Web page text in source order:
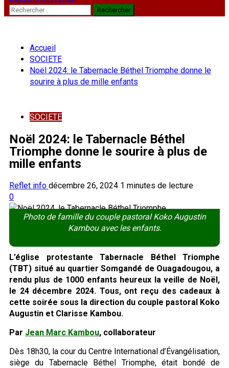
Rechercher :
Accueil
SOCIETE
Noël 2024: le Tabernacle Béthel Triomphe donne le
sourire à plus de mille enfants
SOCIETE
Noël 2024: le Tabernacle Béthel
Triomphe donne le sourire à plus de
mille enfants
Reflet info décembre 26, 2024 1 minutes de lecture
0
Photo de famille du couple pastoral Koko Augustin
Kambou avec les enfants.
L’église protestante Tabernacle Béthel Triomphe
(TBT) situé au quartier Somgandé de Ouagadougou, a
rendu plus de 1000 enfants heureux la veille de Noël,
le 24 décembre 2024. Tous, ont reçu des cadeaux à
cette soirée sous la direction du couple pastoral Koko
Augustin et Clarisse Kambou.
Par Jean Marc Kambou, collaborateur
Dès 18h30, la cour du Centre International d’Évangélisation,
siège du Tabernacle Béthel Triomphe, était bondé de